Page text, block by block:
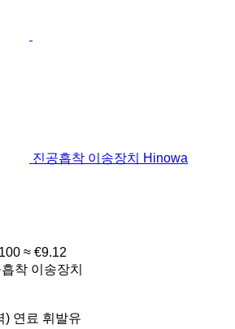
진공흡착 이송장치 Hinowa
≈ €9.12
착 이송장치
) 연료 휘발유